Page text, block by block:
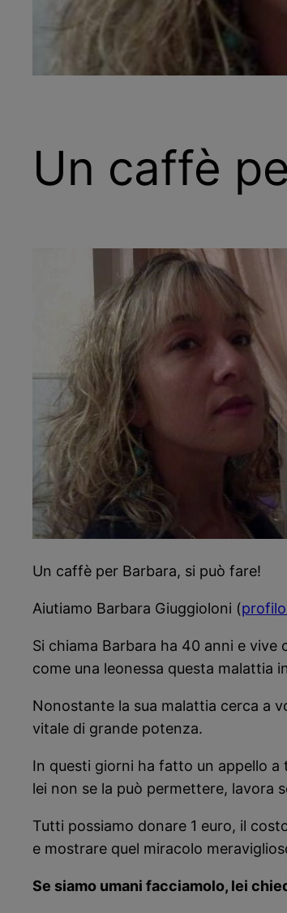
Un caffè
Un caffè per Barbara, si può fare!
Aiutiamo Barbara Giuggioloni (profilo
Si chiama Barbara ha 40 anni e
come una leonessa questa malattia
Nonostante la sua malattia cerca a
vitale di grande potenza.
In questi giorni ha fatto un appello
lei non se la può permettere, lavora
Tutti possiamo donare 1 euro, il
e mostrare quel miracolo
Se siamo umani facciamolo, lei